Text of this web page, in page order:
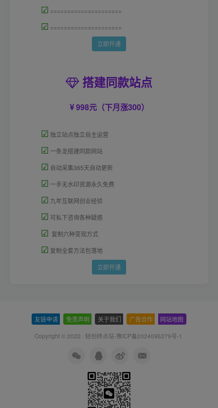
☑ =====================
☑ =====================
立即开通
搭建同款站点
998元（下月涨300）
☑ 独立站点独立自主运营
☑ 一条龙搭建同款网站
☑ 自动采集365天自动更新
☑ 一手无水印资源永久免费
☑ 九年互联网创业经验
☑ 可私下咨询各种疑惑
☑ 复制六种变现方式
☑ 复制全套方法包落地
立即开通
友链申请 免责声明 关于我们 广告合作 网站地图
Copyright © 2022 · 轻创终点站-豫ICP备2024095279号-1